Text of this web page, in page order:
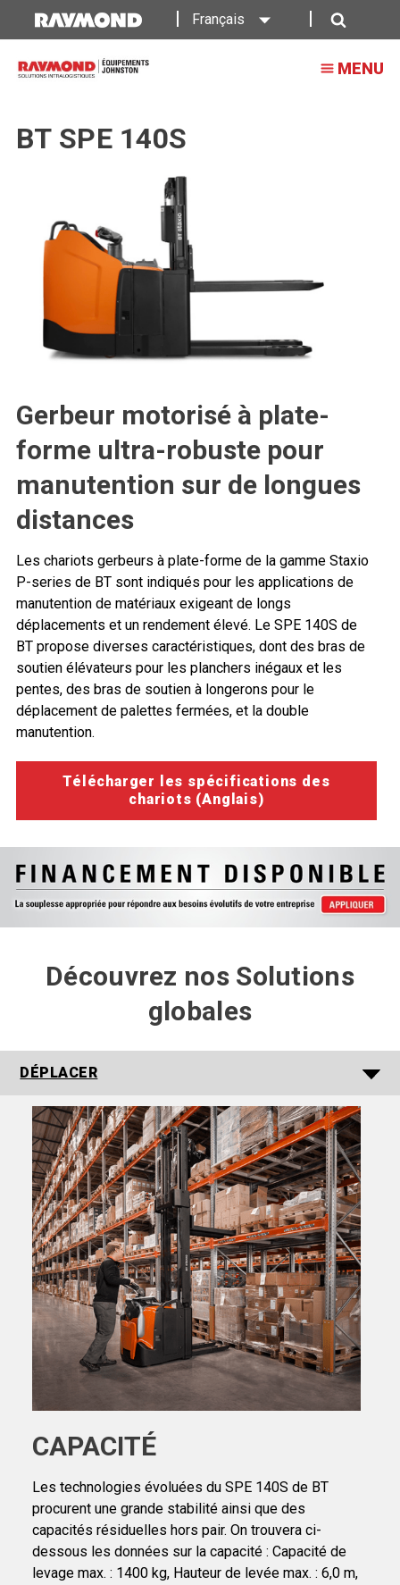
Français
MENU
BT SPE 140S
Gerbeur motorisé à plate-
forme ultra-robuste pour
manutention sur de longues
distances
Les chariots gerbeurs à plate-forme de la gamme Staxio
P-series de BT sont indiqués pour les applications de
manutention de matériaux exigeant de longs
déplacements et un rendement élevé. Le SPE 140S de
BT propose diverses caractéristiques, dont des bras de
soutien élévateurs pour les planchers inégaux et les
pentes, des bras de soutien à longerons pour le
déplacement de palettes fermées, et la double
manutention.
Télécharger les spécifications des
chariots (Anglais)
Découvrez nos Solutions
globales
DÉPLACER
CAPACITÉ
Les technologies évoluées du SPE 140S de BT
procurent une grande stabilité ainsi que des
capacités résiduelles hors pair. On trouvera ci-
dessous les données sur la capacité : Capacité de
levage max. : 1400 kg, Hauteur de levée max. : 6,0 m,